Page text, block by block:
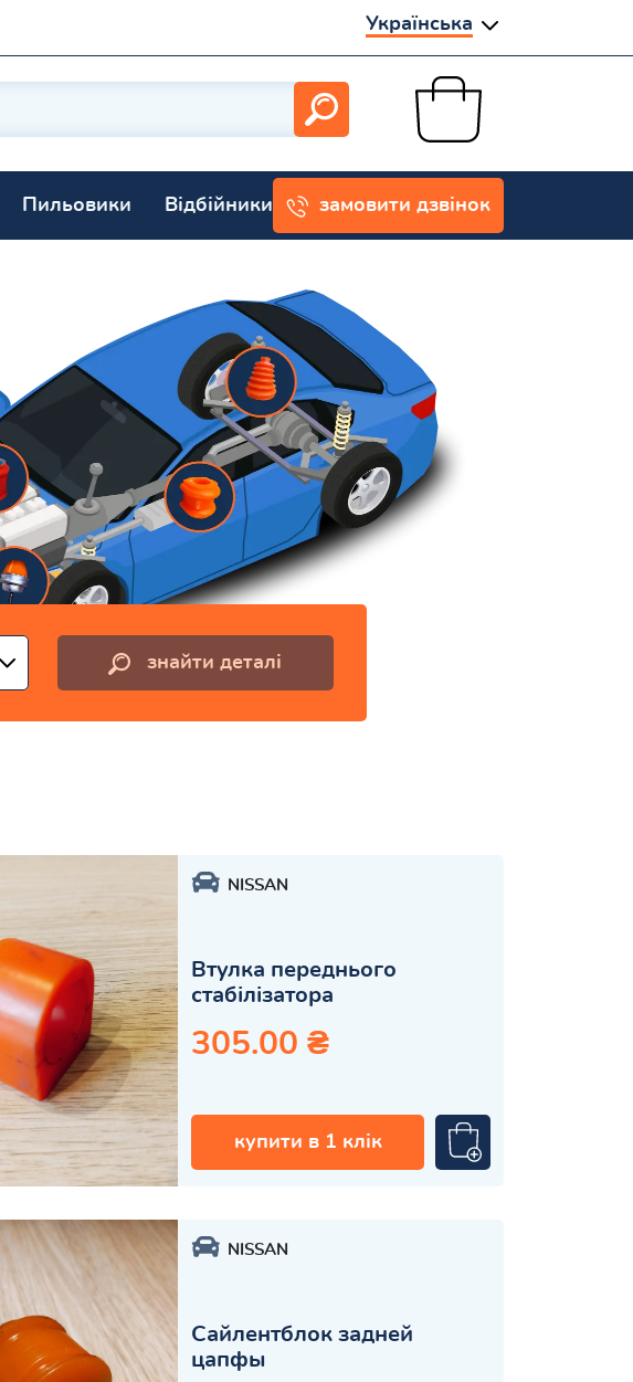
Українська
Пильовики Відбійники замовити дзвінок
знайти деталі
NISSAN
Втулка переднього
стабілізатора
305.00 ₴
купити в 1 клік
NISSAN
Сайлентблок задней
цапфы